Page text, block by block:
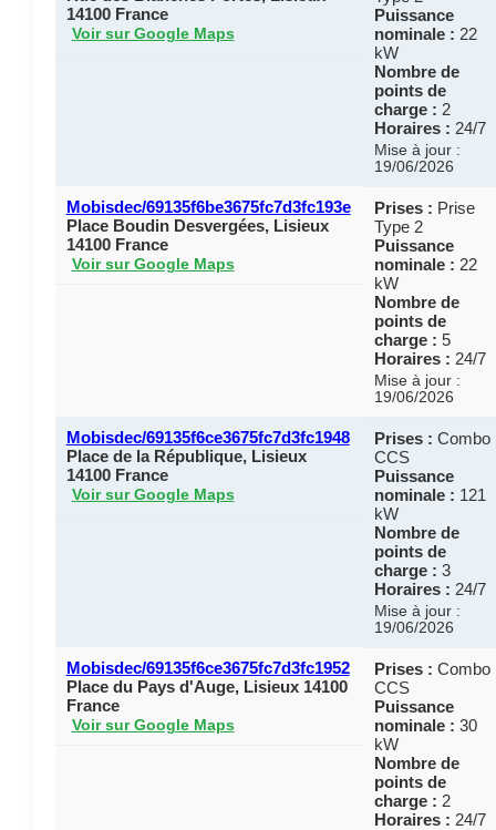
14100 France
Voir sur Google Maps
Puissance
nominale : 22
kW
Nombre de
points de
charge : 2
Horaires : 24/7
Mise à jour :
19/06/2026
Mobisdec/69135f6be3675fc7d3fc193e
Place Boudin Desvergées, Lisieux
14100 France
Voir sur Google Maps
Prises : Prise
Type 2
Puissance
nominale : 22
kW
Nombre de
points de
charge : 5
Horaires : 24/7
Mise à jour :
19/06/2026
Mobisdec/69135f6ce3675fc7d3fc1948
Place de la République, Lisieux
14100 France
Voir sur Google Maps
Prises : Combo
CCS
Puissance
nominale : 121
kW
Nombre de
points de
charge : 3
Horaires : 24/7
Mise à jour :
19/06/2026
Mobisdec/69135f6ce3675fc7d3fc1952
Place du Pays d'Auge, Lisieux 14100
France
Voir sur Google Maps
Prises : Combo
CCS
Puissance
nominale : 30
kW
Nombre de
points de
charge : 2
Horaires : 24/7